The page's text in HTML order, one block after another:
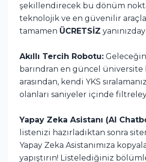
şekillendirecek bu dönüm
teknolojik ve en güvenilir
tamamen ÜCRETSİZ
Akıllı Tercih Robotu:
barındran en güncel
arasından, kendi YKS
olanları saniyeler içinde
Yapay Zeka Asistanı (AI
listenizi hazırladıktan sonra
Yapay Zeka Asistanımıza
yapıştırın! Listelediğiniz